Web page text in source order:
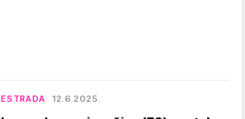
ESTRADA 12.6.2025.